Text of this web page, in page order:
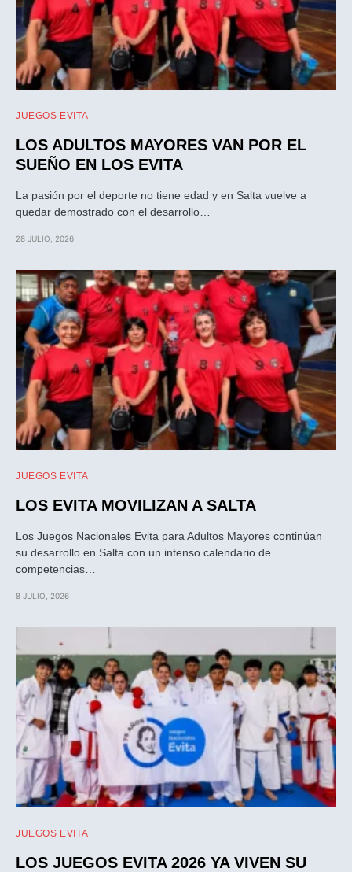
JUEGOS EVITA
LOS ADULTOS MAYORES VAN POR EL
SUEÑO EN LOS EVITA
La pasión por el deporte no tiene edad y en Salta vuelve a
quedar demostrado con el desarrollo…
28 JULIO, 2026
JUEGOS EVITA
LOS EVITA MOVILIZAN A SALTA
Los Juegos Nacionales Evita para Adultos Mayores continúan
su desarrollo en Salta con un intenso calendario de
competencias…
8 JULIO, 2026
JUEGOS EVITA
LOS JUEGOS EVITA 2026 YA VIVEN SU